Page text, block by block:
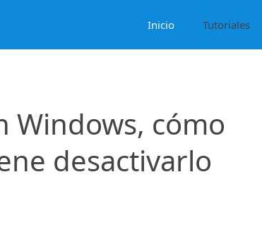
Inicio Tutoriales
Windows, cómo
desactivarlo